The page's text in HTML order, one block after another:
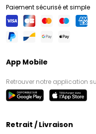
Paiement sécurisé et simple
App Mobile
Retrouver notre application
Retrait / Livraison